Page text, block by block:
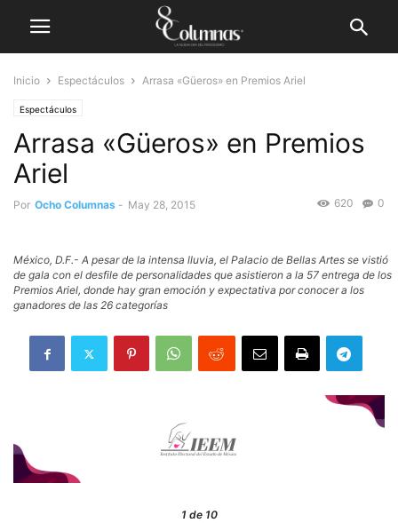
Inicio Espectáculos Arrasa «Güeros» en Premios Ariel
Espectáculos
Arrasa «Güeros» en Premios
Ariel
Por Ocho Columnas - May 28, 2015 0
620
México, D.F.- A pesar de la intensa lluvia, el Palacio de Bellas Artes se vistió
de gala con el desfile de personalidades que asistieron a la 57 entrega de los
Premios Ariel, donde hay gran emoción y expectativa por conocer a los
ganadores de las 26 categorías
1de 10